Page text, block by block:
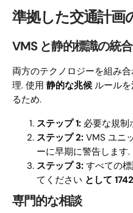
準拠した交通計画
VMS と静的標識の統合
両方のテクノロジーを組み
理. 使用 静的な兆候ルールを
るため.
ステップ 1: 必要な規制
ステップ 2: VMS ユニ
ーに早期に警​​告します.
ステップ 3: すべての
てください として 1742
専門的な相談